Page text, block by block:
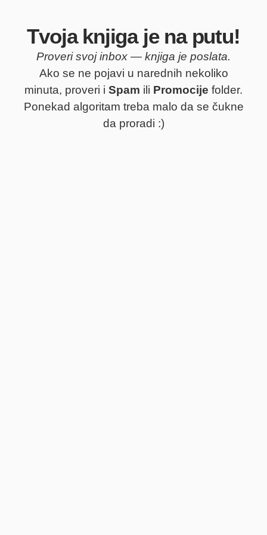
Tvoja knjiga je na putu!
Proveri svoj inbox — knjiga je poslata.
Ako se ne pojavi u narednih nekoliko
minuta, proveri i Spam ili Promocije folder.
Ponekad algoritam treba malo da se čukne
da proradi :)